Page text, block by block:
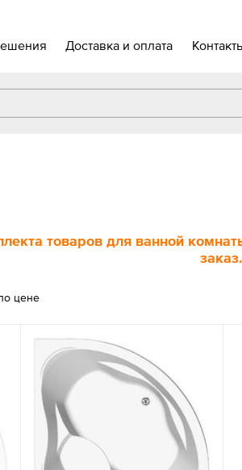
Доставка и оплата
товаров для ванной
заказ.
цене